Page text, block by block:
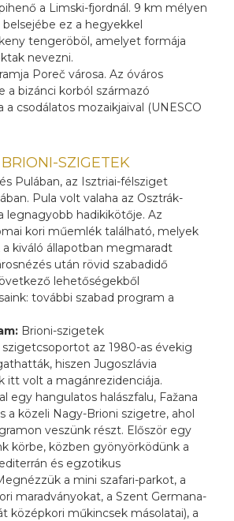
a Limski-fjordnál. 9 km mélyen
belsejébe ez a hegyekkel
tengeröböl, amelyet formája
nevezni.
Poreč városa. Az óváros
a bizánci korból származó
a csodálatos mozaikjaival (UNESCO
SZIGETEK
Pulában, az Isztriai-félsziget
Pula volt valaha az Osztrák-
legnagyobb hadikikötője. Az
kori műemlék található, melyek
kiváló állapotban megmaradt
után rövid szabadidő
lehetőségekből
további szabad program a
Brioni-szigetek
szigetcsoportot az 1980-as évekig
hiszen Jugoszlávia
itt volt a magánrezidenciája.
egy hangulatos halászfalu, Fažana
a közeli Nagy-Brioni szigetre, ahol
veszünk részt. Először egy
körbe, közben gyönyörködünk a
és egzotikus
a mini szafari-parkot, a
maradványokat, a Szent Germana-
középkori műkincsek másolatai), a